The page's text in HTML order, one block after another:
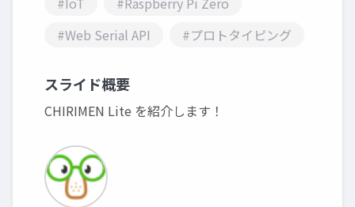
#Web Serial API
#プロトタイピング
スライド概要
CHIRIMEN Lite を紹介します！